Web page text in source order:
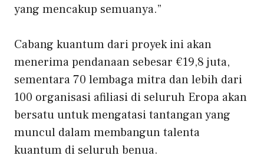
yang mencakup semuanya.”
Cabang kuantum dari proyek ini akan
menerima pendanaan sebesar €19,8 juta,
sementara 70 lembaga mitra dan lebih dari
100 organisasi afiliasi di seluruh Eropa akan
bersatu untuk mengatasi tantangan yang
muncul dalam membangun talenta
kuantum di seluruh benua.